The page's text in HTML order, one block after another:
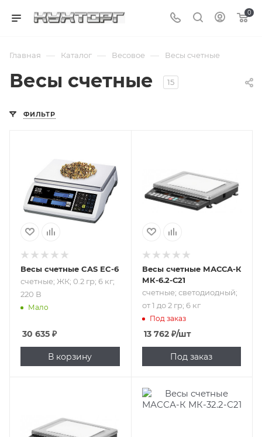
0
Главная — Каталог — Весовое — Весы счетные
Весы счетные 15
ФИЛЬТР
гр; 6 кг; 220 В
Весы счетные CAS EC-6
счетные; ЖК; 0.2 гр; 6 кг;
220 В
Мало
30 635 ₽
В корзину
светодиодный; от
1 до 2 гр; 6 кг
Весы счетные МАССА-К
МК-6.2-С21
счетные; светодиодный;
от 1 до 2 гр; 6 кг
Под заказ
13 762₽/шт
Под заказ
светодиодный; от
0.5 до 1 гр; 3 кг
Подпись к товару
счетные; от 5 до